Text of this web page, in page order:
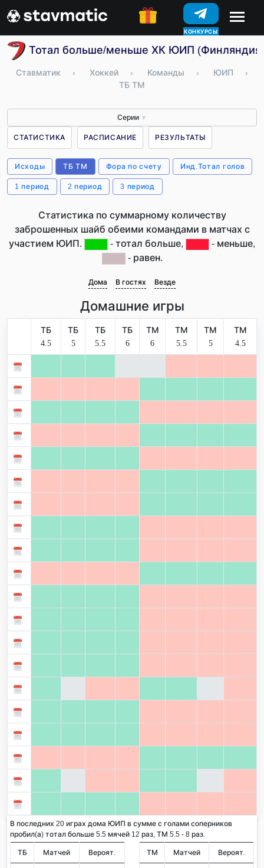
КОНКУРСЫ
Тотал больше/меньше ХК ЮИП (Финляндия)
Ставматик › Хоккей › Команды › ЮИП
›
ТБ ТМ
Серии ▼
СТАТИСТИКА РАСПИСАНИЕ РЕЗУЛЬТАТЫ
Исходы ТБ ТМ Фора по счету Инд.Тотал голов
1 период 2 период 3 период
Статистика по суммарному количеству
заброшенных шайб обеими командами в матчах с
участием ЮИП.
- тотал больше,
- меньше,
- равен.
Дома В гостях Везде
Домашние игры
ТБ
4.5
ТБ
5
ТБ
5.5
ТБ
6
ТМ
6
ТМ
5.5
ТМ
5
ТМ
4.5
В последних 20 играх дома ЮИП в сумме с голами соперников
пробил(а) тотал больше 5.5 мячей 12 раз, ТМ 5.5 - 8 раз.
ТБ Матчей Вероят. ТМ Матчей Вероят.